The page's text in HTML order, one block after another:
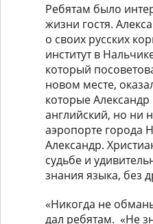
Ребятам было
жизни гостя.
о своих русских
институт в
который
новом месте,
которые
английский, но ни
аэропорте города
Александр.
судьбе и
знания языка, без
«Никогда не
дал ребятам. «Не